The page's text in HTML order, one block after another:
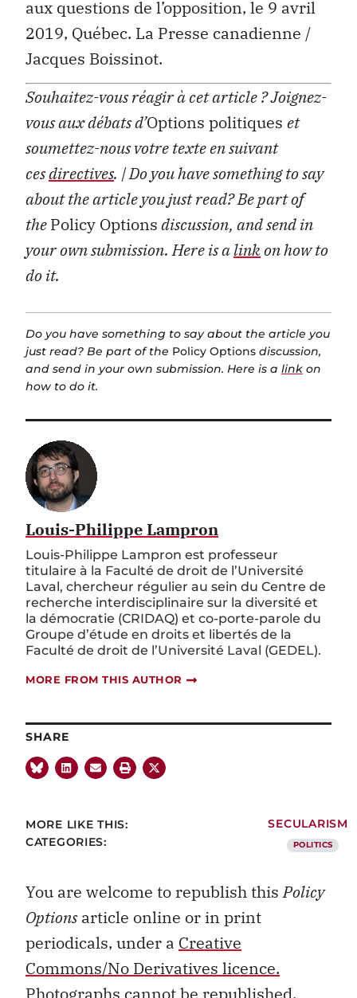
aux questions de l’opposition, le 9 avril
2019, Québec. La Presse canadienne /
Jacques Boissinot.
Souhaitez-vous réagir à cet article ?Joignez-
vous aux débats d’Options politiques et
soumettez-nous votre texte en suivant
cesdirectives. | Do you have something to say
about the article you just read? Be part of
thePolicy Optionsdiscussion, and send in
your own submission. Here is alinkon how to
do it.
Do you have something to say about the article you
just read? Be part of the Policy Options discussion,
and send in your own submission. Here is a link on
how to do it.
Louis-Philippe Lampron
Louis-Philippe Lampron est professeur
titulaire à la Faculté de droit de l’Université
Laval, chercheur régulier au sein du Centre de
recherche interdisciplinaire sur la diversité et
la démocratie (CRIDAQ) et co-porte-parole du
Groupe d’étude en droits et libertés de la
Faculté de droit de l’Université Laval (GEDEL).
MORE FROM THIS AUTHOR
SHARE
MORE LIKE THIS: SECULARISM
CATEGORIES: POLITICS
You are welcome to republish thisPolicy
Optionsarticle online or in print
periodicals, under a Creative
Commons/No Derivatives licence.